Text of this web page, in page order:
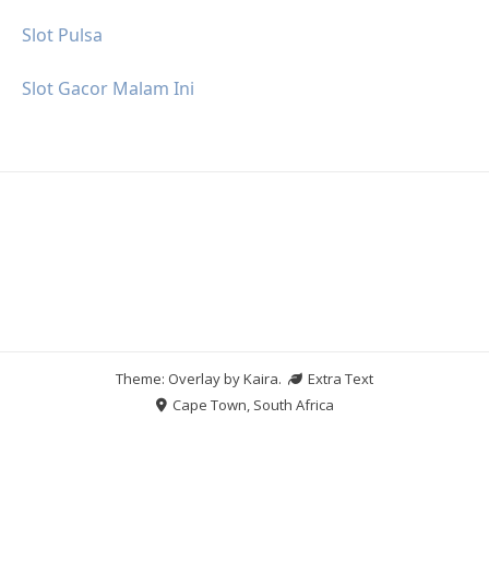
Slot Pulsa
Slot Gacor Malam Ini
Theme: Overlay byKaira.
Extra Text
Cape Town, South Africa